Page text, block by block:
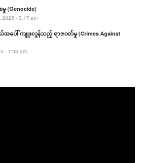
မှု (Genocide)
2025 - 3:17 am
အပေါ် ကျူးလွန်သည့် ရာဇဝတ်မှု (Crimes Against
- 1:36 am